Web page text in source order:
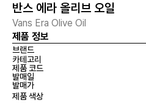
반스 에라 올리브 오일
Vans Era Olive Oil
제품 정보
브랜드
카테고리
제품 코드
발매일
발매가
제품 색상